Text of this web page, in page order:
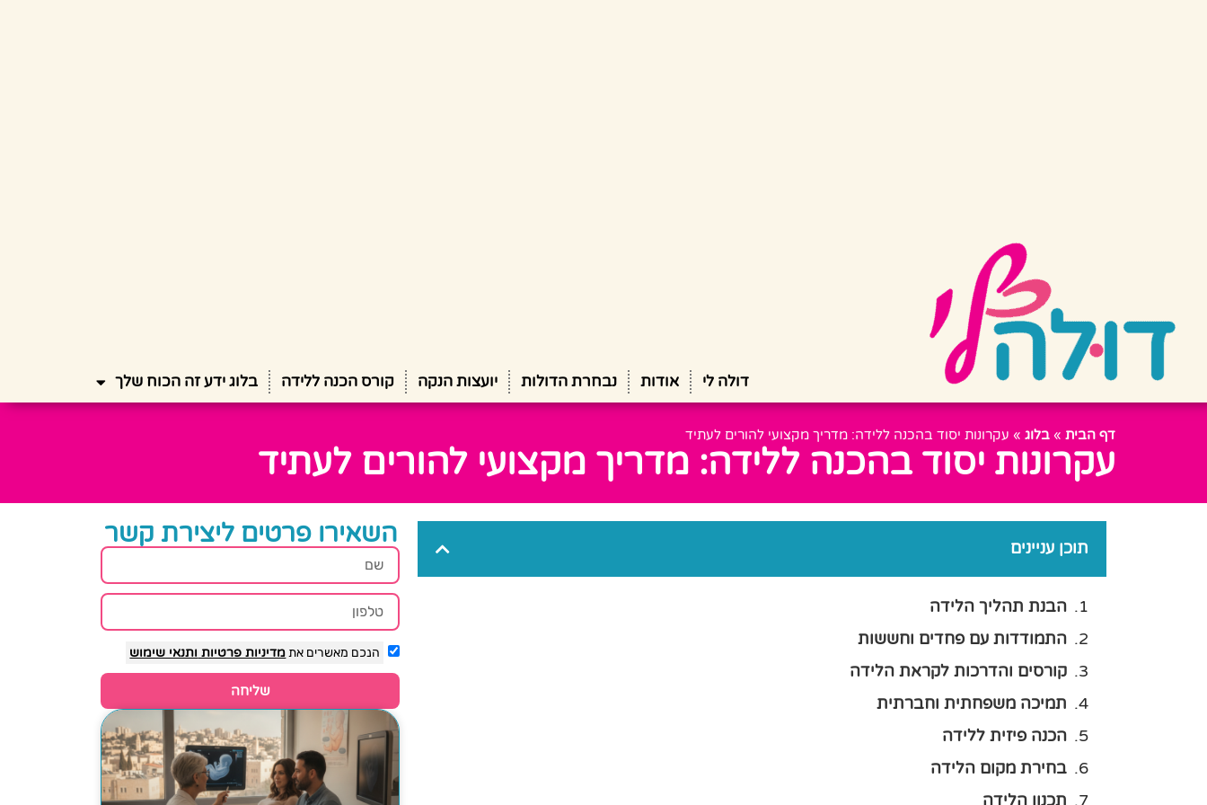
דולה לי אודות נבחרת הדולות יועצות הנקה קורס הכנה ללידה בלוג ידע זה הכוח שלך
דף הבית » בלוג » עקרונות יסוד בהכנה ללידה: מדריך מקצועי להורים לעתיד
עקרונות יסוד בהכנה ללידה: מדריך מקצועי להורים לעתיד
תוכן עניינים
הבנת תהליך הלידה
התמודדות עם פחדים וחששות
קורסים והדרכות לקראת הלידה
תמיכה משפחתית וחברתית
הכנה פיזית ללידה
בחירת מקום הלידה
תכנון הלידה
השאירו פרטים ליצירת קשר
הנכם מאשרים אתמדיניות פרטיות ותנאי שימוש
שליחה